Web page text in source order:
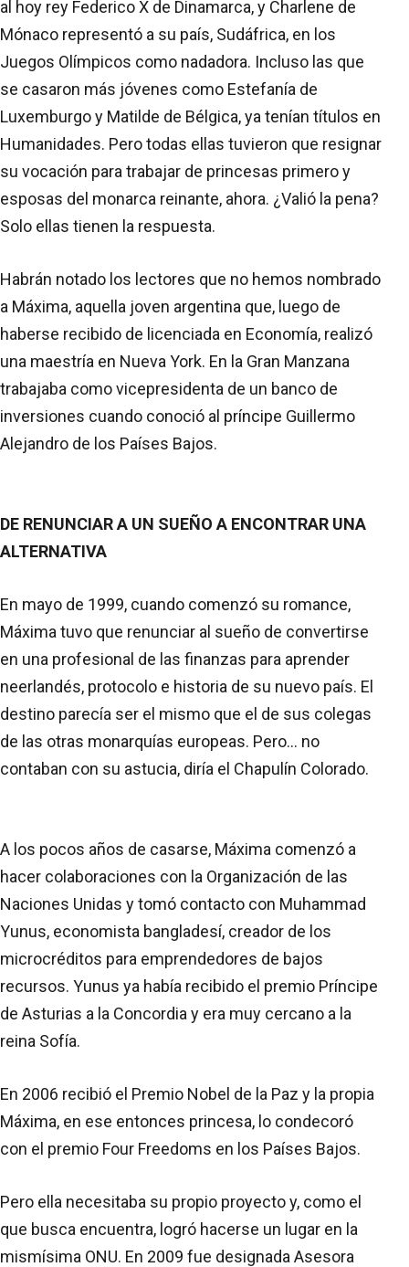
al hoy rey Federico X de Dinamarca, y Charlene de
Mónaco representó a su país, Sudáfrica, en los
Juegos Olímpicos como nadadora. Incluso las que
se casaron más jóvenes como Estefanía de
Luxemburgo y Matilde de Bélgica, ya tenían títulos en
Humanidades. Pero todas ellas tuvieron que resignar
su vocación para trabajar de princesas primero y
esposas del monarca reinante, ahora. ¿Valió la pena?
Solo ellas tienen la respuesta.
Habrán notado los lectores que no hemos nombrado
a Máxima, aquella joven argentina que, luego de
haberse recibido de licenciada en Economía, realizó
una maestría en Nueva York. En la Gran Manzana
trabajaba como vicepresidenta de un banco de
inversiones cuando conoció al príncipe Guillermo
Alejandro de los Países Bajos.
DE RENUNCIAR A UN SUEÑO A ENCONTRAR UNA
ALTERNATIVA
En mayo de 1999, cuando comenzó su romance,
Máxima tuvo que renunciar al sueño de convertirse
en una profesional de las finanzas para aprender
neerlandés, protocolo e historia de su nuevo país. El
destino parecía ser el mismo que el de sus colegas
de las otras monarquías europeas. Pero… no
contaban con su astucia, diría el Chapulín Colorado.
A los pocos años de casarse, Máxima comenzó a
hacer colaboraciones con la Organización de las
Naciones Unidas y tomó contacto con Muhammad
Yunus, economista bangladesí, creador de los
microcréditos para emprendedores de bajos
recursos. Yunus ya había recibido el premio Príncipe
de Asturias a la Concordia y era muy cercano a la
reina Sofía.
En 2006 recibió el Premio Nobel de la Paz y la propia
Máxima, en ese entonces princesa, lo condecoró
con el premio Four Freedoms en los Países Bajos.
Pero ella necesitaba su propio proyecto y, como el
que busca encuentra, logró hacerse un lugar en la
mismísima ONU. En 2009 fue designada Asesora